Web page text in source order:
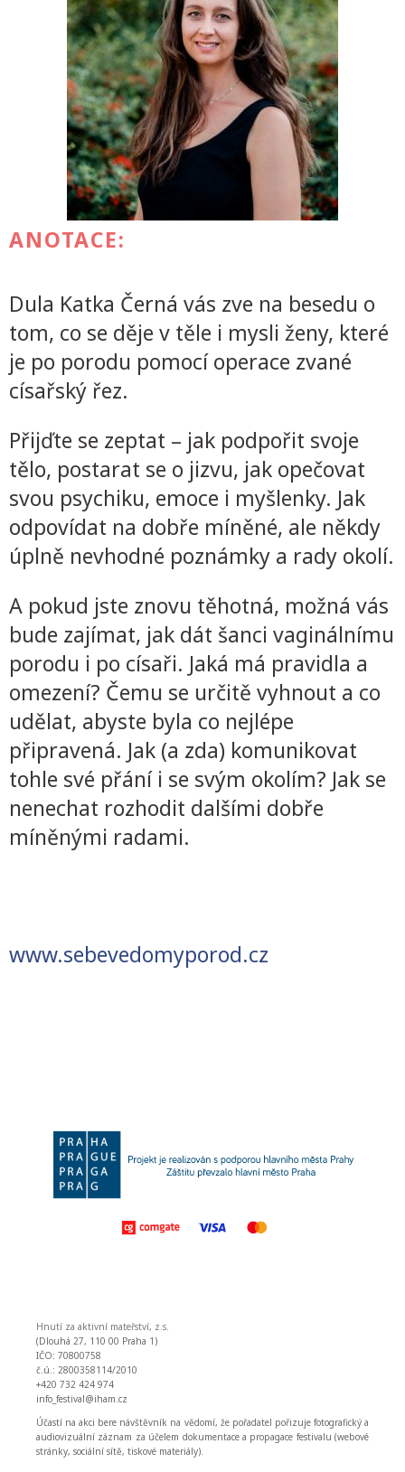
ANOTACE:
Dula Katka Černá vás zve na besedu o
tom, co se děje v těle i mysli ženy, které
je po porodu pomocí operace zvané
císařský řez.
Přijďte se zeptat – jak podpořit svoje
tělo, postarat se o jizvu, jak opečovat
svou psychiku, emoce i myšlenky. Jak
odpovídat na dobře míněné, ale někdy
úplně nevhodné poznámky a rady okolí.
A pokud jste znovu těhotná, možná vás
bude zajímat, jak dát šanci vaginálnímu
porodu i po císaři. Jaká má pravidla a
omezení? Čemu se určitě vyhnout a co
udělat, abyste byla co nejlépe
připravená. Jak (a zda) komunikovat
tohle své přání i se svým okolím? Jak se
nenechat rozhodit dalšími dobře
míněnými radami.
www.sebevedomyporod.cz
Hnutí za aktivní mateřství, z.s.
(Dlouhá 27, 110 00 Praha 1)
IČO: 70800758
č.ú.: 2800358114/2010
+420 732 424 974
info_festival@iham.cz
Účastí na akci bere návštěvník na vědomí, že pořadatel pořizuje fotografický a
audiovizuální záznam za účelem dokumentace a propagace festivalu (webové
stránky, sociální sítě, tiskové materiály).